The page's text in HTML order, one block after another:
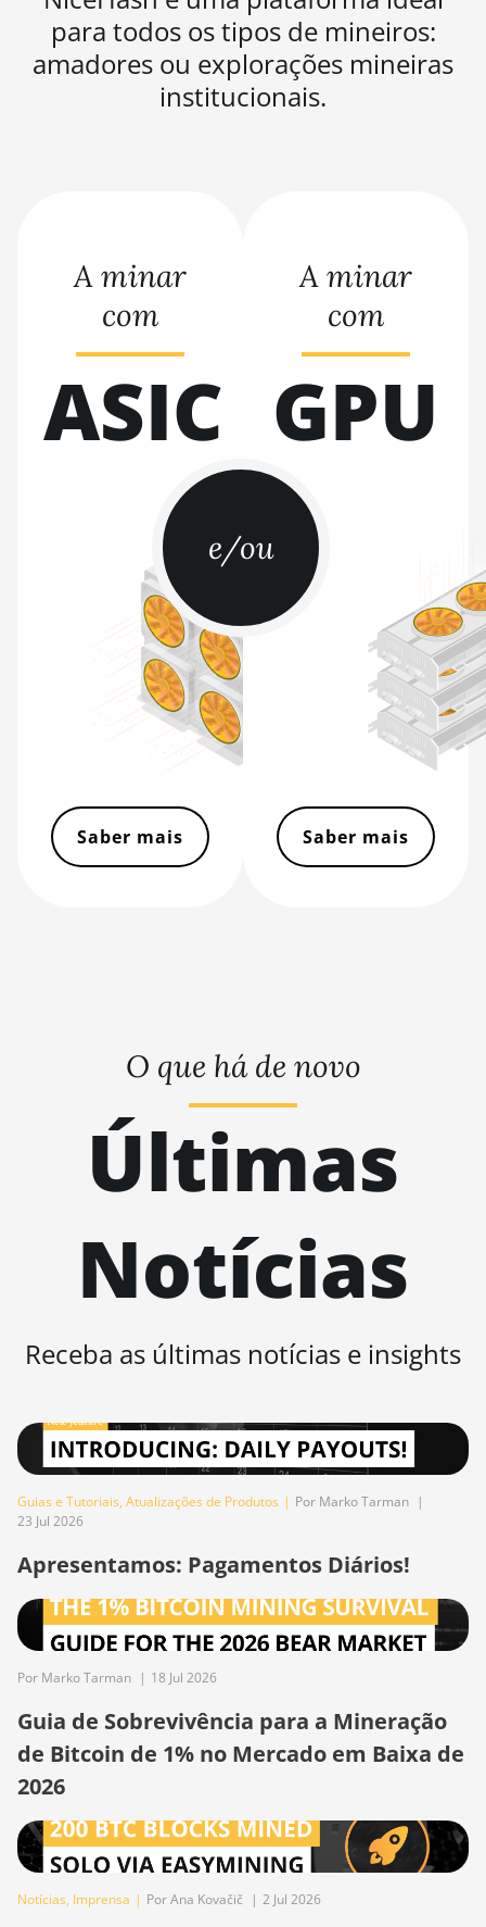
KA3
BITMAIN AntMiner
KS3 (8.3TH)
BITMAIN AntMiner
KS7
BITMAIN AntMiner
L11 (20Gh)
BITMAIN AntMiner
L11 Hyd. 2U (33Gh)
BITMAIN AntMiner
L11 Hyd. 6U (33Gh)
BITMAIN AntMiner
L11 Pro (21Gh)
BITMAIN AntMiner
L3 ++
BITMAIN AntMiner
BITMAIN AntMiner
BITMAIN AntMiner
L9 (16Gh)
BITMAIN AntMiner
BITMAIN AntMiner
BITMAIN AntMiner
S17
BITMAIN AntMiner
BITMAIN AntMiner
S17 Pro
BITMAIN AntMiner
BITMAIN AntMiner
S19
BITMAIN AntMiner
BITMAIN AntMiner
(184Th)
BITMAIN AntMiner
S19 Pro+ Hyd
BITMAIN AntMiner
S19 Pro+ Hyd.
BITMAIN AntMiner
S19 XP (140Th)
BITMAIN AntMiner
S19 XP Hyd 3U
para todos os tipos de mineiros:
amadores ou explorações mineiras
institucionais.
e/ou
A minar
com
ASIC
Saber mais
A minar
com
GPU
Saber mais
O que há de novo
Últimas
Notícias
Receba as últimas notícias e insights
Guias e Tutoriais, Atualizações de Produtos | Por Marko Tarman |
23 Jul 2026
Apresentamos: Pagamentos Diários!
Por Marko Tarman | 18 Jul 2026
Guia de Sobrevivência para a Mineração
de Bitcoin de 1% no Mercado em Baixa de
2026
Notícias, Imprensa | Por Ana Kovačič | 2 Jul 2026